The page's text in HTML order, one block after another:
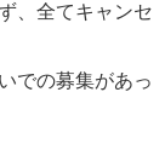
、全てキャンセ
での募集があっ